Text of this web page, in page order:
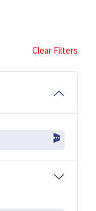
Clear Filters